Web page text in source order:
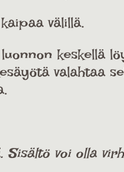
välillä.
keskellä
valahtaa
voi olla